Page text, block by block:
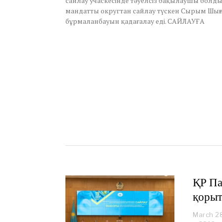
6
,
2
мандатты округтан сайлау түскен Сырым
бұрмаланбауын қадағалау еді. САЙЛАУҒА
ҚР
March